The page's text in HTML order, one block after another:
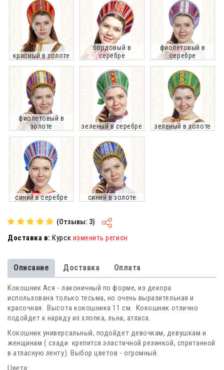
красный в золоте
бордовый в
серебре
фиолетовый в
серебре
фиолетовый в
золоте
зеленый в серебре зеленый в золоте
синий в серебре синий в золоте
(Отзывы: 3)
Доставка в: Курск изменить регион
Описание Доставка Оплата
Кокошник Ася - лаконичный по форме, из декора
использована только тесьма, но очень выразительная и
красочная. Высота кокошника 11 см. Кокошник отлично
подойдет к наряду из хлопка, льна, атласа.
Кокошник универсальный, подойдет девочкам, девушкам и
женщинам ( сзади крепится эластичной резинкой, спрятанной
в атласную ленту). Выбор цветов - огромный.
Цвета: